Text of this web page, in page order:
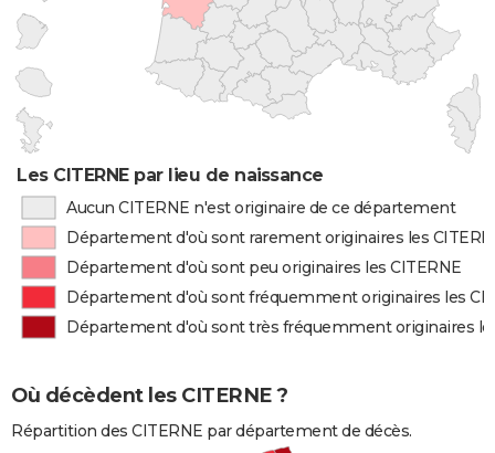
Les CITERNE par lieu de naissance
Aucun CITERNE n'est originaire de ce département
Département d'où sont rarement originaires les
Département d'où sont peu originaires les CITERNE
Département d'où sont fréquemment originaires les
Département d'où sont très fréquemment originaires
Où décèdent les CITERNE ?
Répartition des CITERNE par département de décès.